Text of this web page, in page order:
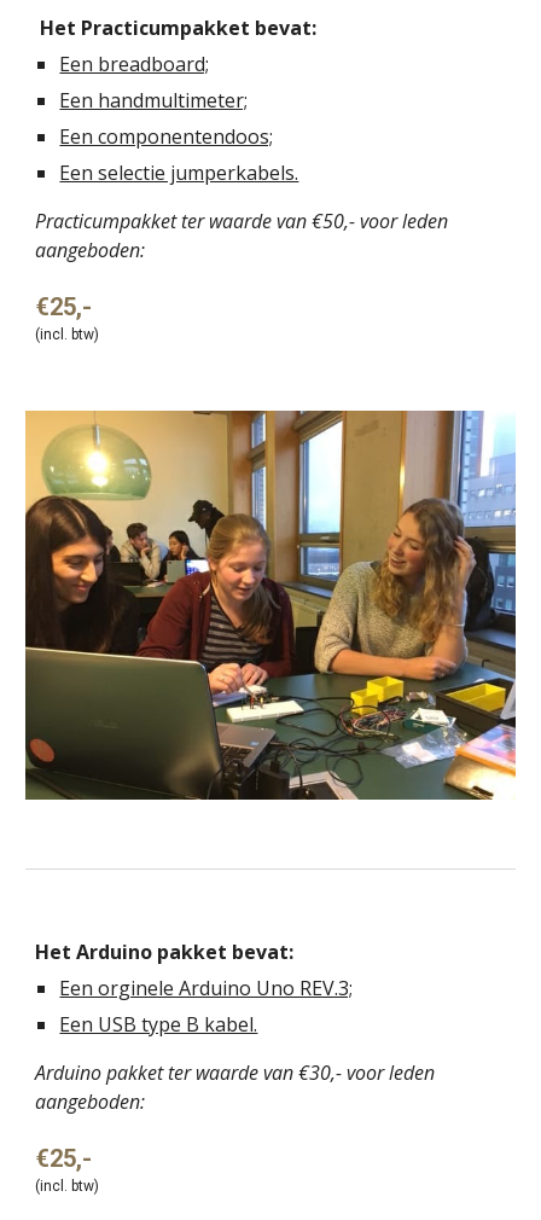
Het Practicumpakket bevat:
Een breadboard;
Een handmultimeter;
Een componentendoos;
Een selectie jumperkabels.
Practicumpakketter waarde van €50,- voor leden
aangeboden:
€25,-
(incl. btw)
Het Arduino pakket bevat:
Een orginele Arduino Uno REV.3;
Een USB type B kabel.
Arduino pakket ter waarde van €30,- voor leden
aangeboden:
€25,-
(incl. btw)